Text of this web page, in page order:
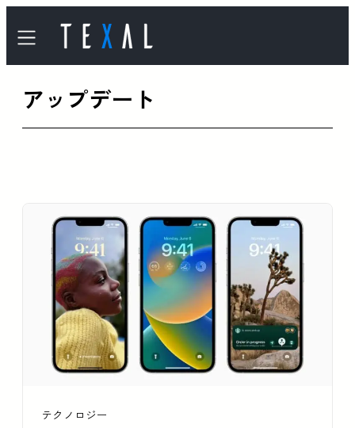
容
を
アップデート
テクノロジー